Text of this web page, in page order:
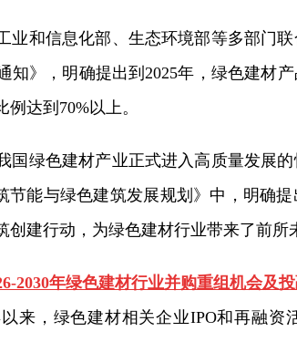
业和信息化部、生态环境部等多部门
》，明确提出到2025年，绿色建材产
达到70%以上。
国绿色建材产业正式进入高质量发展
节能与绿色建筑发展规划》中，明确
建行动，为绿色建材行业带来了前所
2030年绿色建材行业并购重组机会及
以来，绿色建材相关企业IPO和再融资